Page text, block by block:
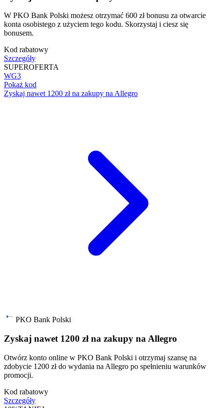
W PKO Bank Polski możesz otrzymać 600 zł bonusu za otwarcie
konta osobistego z użyciem tego kodu. Skorzystaj i ciesz się
bonusem.
Kod rabatowy
Szczegóły
SUPEROFERTA
WG3
Pokaż kod
Zyskaj nawet 1200 zł na zakupy na Allegro
PKO Bank Polski
Zyskaj nawet 1200 zł na zakupy na Allegro
Otwórz konto online w PKO Bank Polski i otrzymaj szansę na
zdobycie 1200 zł do wydania na Allegro po spełnieniu warunków
promocji.
Kod rabatowy
Szczegóły